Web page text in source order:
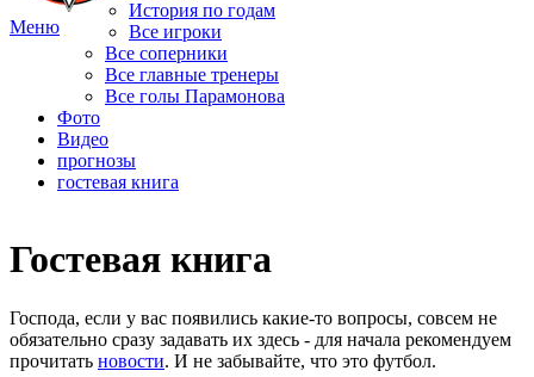
Меню
История по годам
Все игроки
Все соперники
Все главные тренеры
Все голы Парамонова
Фото
Видео
прогнозы
гостевая книга
Гостевая книга
Господа, если у вас появились какие-то вопросы, совсем не
обязательно сразу задавать их здесь - для начала рекомендуем
прочитать новости. И не забывайте, что это футбол.